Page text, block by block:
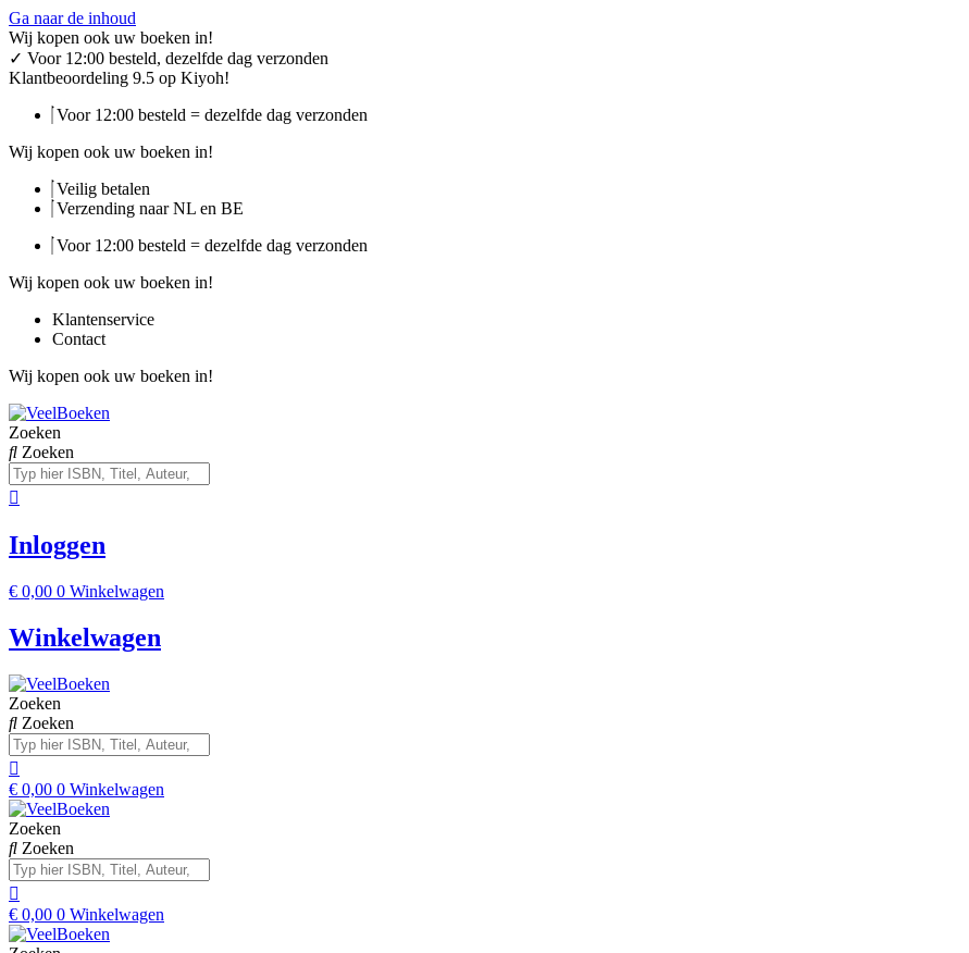
Ga naar de inhoud
Wij kopen ook uw boeken in!
✓ Voor 12:00 besteld, dezelfde dag verzonden
Klantbeoordeling 9.5 op Kiyoh!
Voor 12:00 besteld = dezelfde dag verzonden
Wij kopen ook uw boeken in!
Veilig betalen
Verzending naar NL en BE
Voor 12:00 besteld = dezelfde dag verzonden
Wij kopen ook uw boeken in!
Klantenservice
Contact
Wij kopen ook uw boeken in!
Zoeken
Zoeken
Inloggen
€ 0,00 0 Winkelwagen
Winkelwagen
Zoeken
Zoeken
€ 0,00 0 Winkelwagen
Zoeken
Zoeken
€ 0,00 0 Winkelwagen